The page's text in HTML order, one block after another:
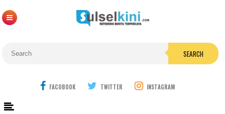
SEARCH
FACOBOOK TWITTER INSTAGRAM